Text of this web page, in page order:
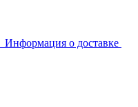
Информация о доставке